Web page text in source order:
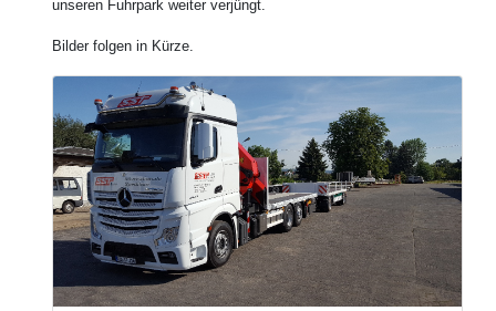
unseren Fuhrpark weiter verjüngt.
Bilder folgen in Kürze.